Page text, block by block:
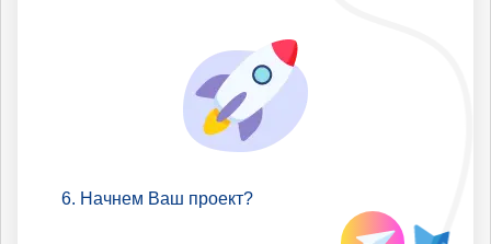
Начнем Ваш проект?